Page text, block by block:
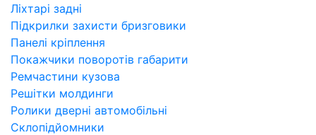
Ліхтарі задні
Підкрилки захисти бризговики
Панелі кріплення
Покажчики поворотів габарити
Ремчастини кузова
Решітки молдинги
Ролики дверні автомобільні
Склопідйомники